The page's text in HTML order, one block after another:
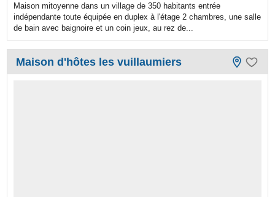
Maison mitoyenne dans un village de 350 habitants entrée
indépendante toute équipée en duplex à l'étage 2 chambres, une salle
de bain avec baignoire et un coin jeux, au rez de...
Maison d'hôtes les vuillaumiers